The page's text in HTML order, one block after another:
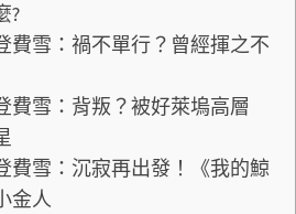
?
費雪：禍不單行？曾經揮之不
費雪：背叛？被好萊塢高層
費雪：沉寂再出發！《我的鯨
金人